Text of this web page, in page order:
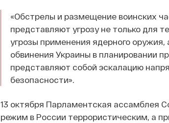
«Обстрелы и размещение воинских
представляют угрозу не только для
угрозы применения ядерного
обвинения Украины в планировании
представляют собой эскалацию
безопасности».
13 октября Парламентская ассамблея
режим в России террористическим, а